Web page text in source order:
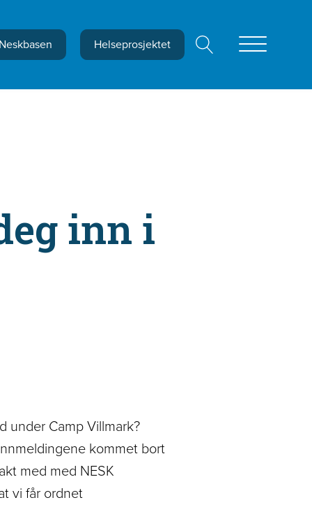
Neskbasen Helseprosjektet
inn i
under Camp Villmark?
kommet bort
med med NESK
vi får ordnet